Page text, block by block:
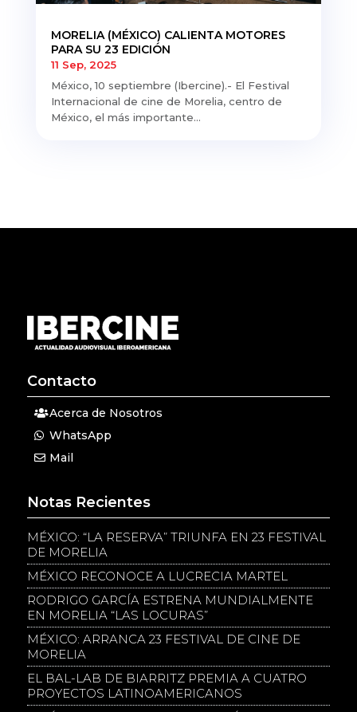
MORELIA (MÉXICO) CALIENTA MOTORES
PARA SU 23 EDICIÓN
11 Sep, 2025
México, 10 septiembre (Ibercine).- El Festival
Internacional de cine de Morelia, centro de
México, el más importante...
Contacto
Acerca de Nosotros
WhatsApp
Mail
Notas Recientes
MÉXICO: “LA RESERVA” TRIUNFA EN 23 FESTIVAL
DE MORELIA
MÉXICO RECONOCE A LUCRECIA MARTEL
RODRIGO GARCÍA ESTRENA MUNDIALMENTE
EN MORELIA “LAS LOCURAS”
MÉXICO: ARRANCA 23 FESTIVAL DE CINE DE
MORELIA
EL BAL-LAB DE BIARRITZ PREMIA A CUATRO
PROYECTOS LATINOAMERICANOS